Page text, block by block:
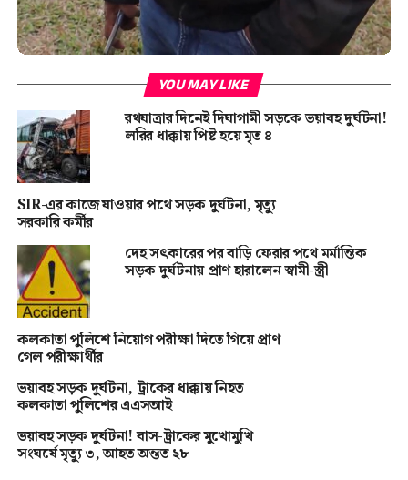
YOU MAY LIKE
রথযাত্রার দিনেই দিঘাগামী সড়কে ভয়াবহ দুর্ঘটনা!
লরির ধাক্কায় পিষ্ট হয়ে মৃত ৪
SIR-এর কাজে যাওয়ার পথে সড়ক দুর্ঘটনা, মৃত্যু
সরকারি কর্মীর
দেহ সৎকারের পর বাড়ি ফেরার পথে মর্মান্তিক
সড়ক দুর্ঘটনায় প্রাণ হারালেন স্বামী-স্ত্রী
কলকাতা পুলিশে নিয়োগ পরীক্ষা দিতে গিয়ে প্রাণ
গেল পরীক্ষার্থীর
ভয়াবহ সড়ক দুর্ঘটনা, ট্রাকের ধাক্কায় নিহত
কলকাতা পুলিশের এএসআই
ভয়াবহ সড়ক দুর্ঘটনা! বাস-ট্রাকের মুখোমুখি
সংঘর্ষে মৃত্যু ৩, আহত অন্তত ২৮